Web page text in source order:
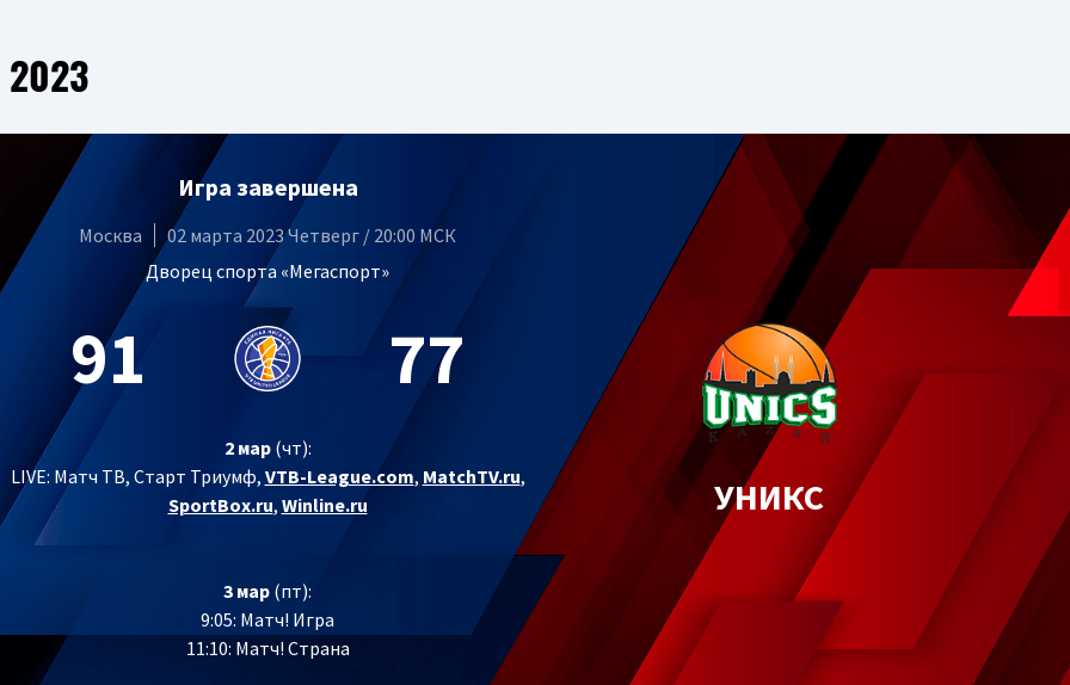
Игра завершена
Москва
02 марта 2023 Четверг / 20:00 МСК
Дворец спорта «Мегаспорт»
91 77
2 мар(чт):
LIVE: Матч ТВ, Старт Триумф, VTB-League.com, MatchTV.ru,
SportBox.ru, Winline.ru
3 мар (пт):
9:05: Матч! Игра
11:10: Матч! Страна
УНИКС